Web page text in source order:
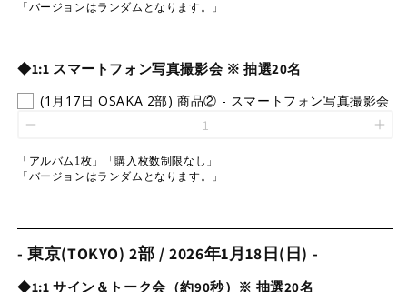
「バージョンはランダムとなります。」
◆1:1 スマートフォン写真撮影会 ※ 抽選20名
(1月17日 OSAKA 2部) 商品② - スマートフォン写真撮影会
「アルバム1枚」「購入枚数制限なし」
「バージョンはランダムとなります。」
- 東京(TOKYO) 2部 / 2026年1月18日(日) -
◆1:1 サイン＆トーク会（約90秒）※ 抽選20名